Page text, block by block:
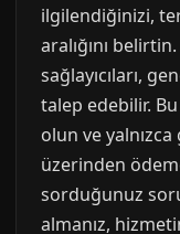
ilgilendiğinizi,
aralığını
sağlayıcıları,
talep edebilir.
olun ve
üzerinden
sorduğunuz
almanız,